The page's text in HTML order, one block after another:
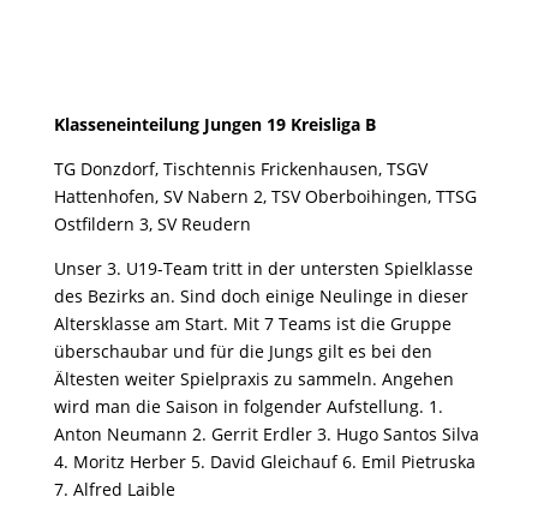
Klasseneinteilung Jungen 19 Kreisliga B
TG Donzdorf, Tischtennis Frickenhausen, TSGV
Hattenhofen, SV Nabern 2, TSV Oberboihingen, TTSG
Ostfildern 3, SV Reudern
Unser 3. U19-Team tritt in der untersten Spielklasse
des Bezirks an. Sind doch einige Neulinge in dieser
Altersklasse am Start. Mit 7 Teams ist die Gruppe
überschaubar und für die Jungs gilt es bei den
Ältesten weiter Spielpraxis zu sammeln. Angehen
wird man die Saison in folgender Aufstellung. 1.
Anton Neumann 2. Gerrit Erdler 3. Hugo Santos Silva
4. Moritz Herber 5. David Gleichauf 6. Emil Pietruska
7. Alfred Laible